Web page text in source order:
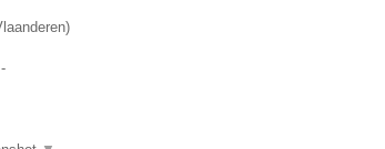
)
-